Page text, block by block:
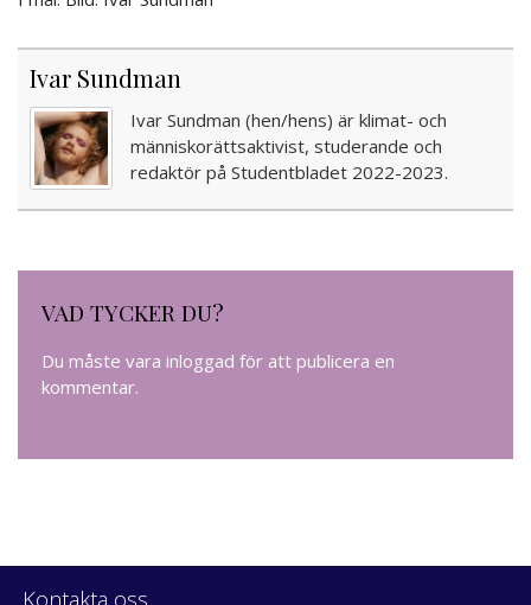
Ivar Sundman
Ivar Sundman (hen/hens) är klimat- och
människorättsaktivist, studerande och
redaktör på Studentbladet 2022-2023.
VAD TYCKER DU?
Du måste vara inloggad för att publicera en
kommentar.
Kontakta oss